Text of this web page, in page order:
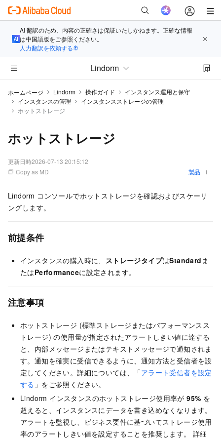
AI 翻訳のため、内容の正確さは保証いたしかねます。正確な情報
は中国語版をご参照ください。
人力翻訳を依頼する
Lindorm
ホームページ Lindorm 操作ガイド
インスタンス運用と保守
インスタンスの管理
インスタンスストレージの管理
ホットストレージ
ホットストレージ
更新日時2026-07-13 20:15:12
Copy as MD
製品
Lindorm コンソールでホットストレージを確認およびスケーリ
ングします。
前提条件
インスタンスの購入時に、 ストレージタイプはStandard ま
たはPerformanceに設定されます。
注意事項
ホットストレージ (標準ストレージまたはパフォーマンスス
トレージ) の使用量が指定されたアラートしきい値に達する
と、内部メッセージまたはテキストメッセージで通知されま
す。通知を確実に受信できるように、通知方法と受信者を設
定してください。詳細については、「アラート受信者を設定
する 」をご参照ください。
Lindorm インスタンスのホットストレージ使用率が95% を
超えると、インスタンスにデータを書き込めなくなります。
アラートを監視し、ビジネス要件に基づいてストレージ使用
率のアラートしきい値を設定することを推奨します。 詳細